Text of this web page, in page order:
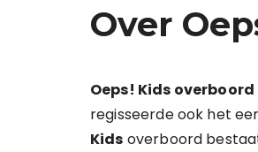
Over
Oeps! Kids overboord
regisseerde ook het
Kids overboord